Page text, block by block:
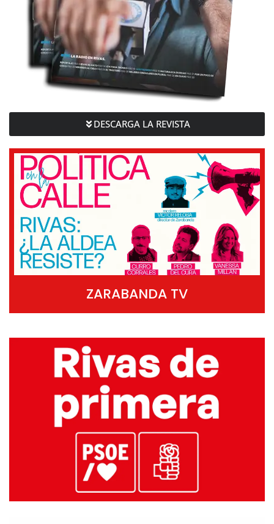
DESCARGA LA REVISTA
ZARABANDA TV